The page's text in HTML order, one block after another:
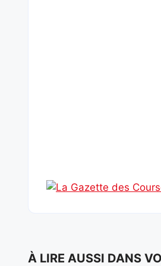
À LIRE AUSSI DANS